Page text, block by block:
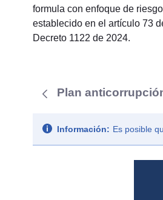
formula con enfoque de
establecido en el artículo 73
Decreto 1122 de 2024.
Plan
Información: Es posible